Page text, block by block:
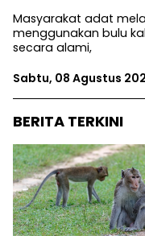
Masyarakat adat
menggunakan bulu
secara alami,
Sabtu, 08 Agustus
BERITA TERKINI